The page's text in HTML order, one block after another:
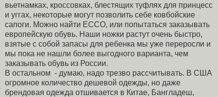
вьетнамках, кроссовках, блестящих туфлях для принцесс
и уггах, некоторые могут позволить себе ковбойские
сапоги. Можно найти ECCO, или попытаться заказывать
европейскую обувь. Наши ножки растут очень быстро,
взятые с собой запасы для ребенка мы уже переросли и
мы пока не нашли более выгодного варианта, чем
заказывать обувь из России.
В остальном - думаю, надо трезво рассчитывать. В США
огромное количество дешевой одежды, но даже
брендовая одежда отшивается в Китае, Бангладеш,